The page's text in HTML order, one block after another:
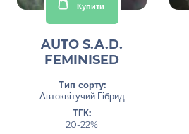
Купити
AUTO S.A.D.
FEMINISED
Тип сорту:
Автоквітучий Гібрид
ТГК:
20-22%